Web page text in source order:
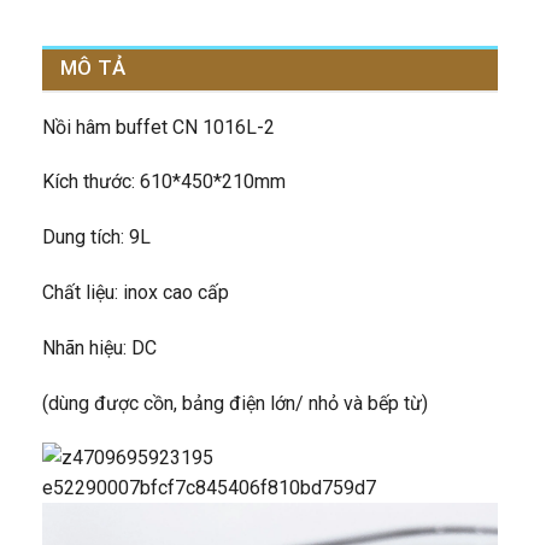
MÔ TẢ
Nồi hâm buffet CN 1016L-2
Kích thước: 610*450*210mm
Dung tích: 9L
Chất liệu: inox cao cấp
Nhãn hiệu: DC
(dùng được cồn, bảng điện lớn/ nhỏ và bếp từ)